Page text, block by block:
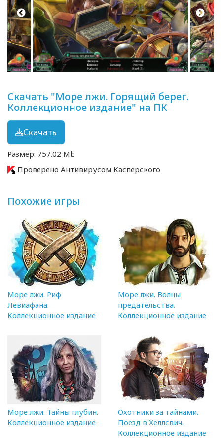
Скачать "Море лжи. Горящий берег.
Коллекционное издание" на ПК
Скачать
Размер: 757.02 Mb
Проверено Антивирусом Касперского
Похожие игры
Море лжи. Риф
Левиафана.
Коллекционное издание
Море лжи. Волны
предательства.
Коллекционное издание
Море лжи. Тайны глубин.
Коллекционное издание
Охотники за тайнами.
Поезд в Хеллсвич.
Коллекционное издание